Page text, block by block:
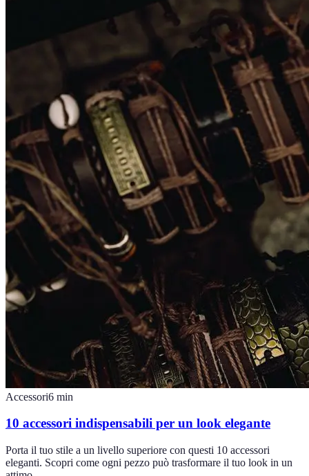
Accessori6 min
10 accessori indispensabili per un look elegante
Porta il tuo stile a un livello superiore con questi 10 accessori
eleganti. Scopri come ogni pezzo può trasformare il tuo look in un